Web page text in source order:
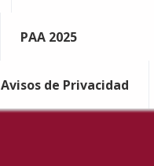
PAA 2025
Avisos de Privacidad